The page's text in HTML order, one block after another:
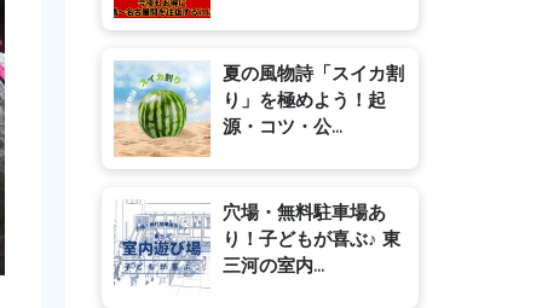
夏の風物詩「スイカ割
り」を極めよう！起
源・コツ・公...
穴場・無料駐車場あ
り！子どもが喜ぶ♪ 東
三河の室内...